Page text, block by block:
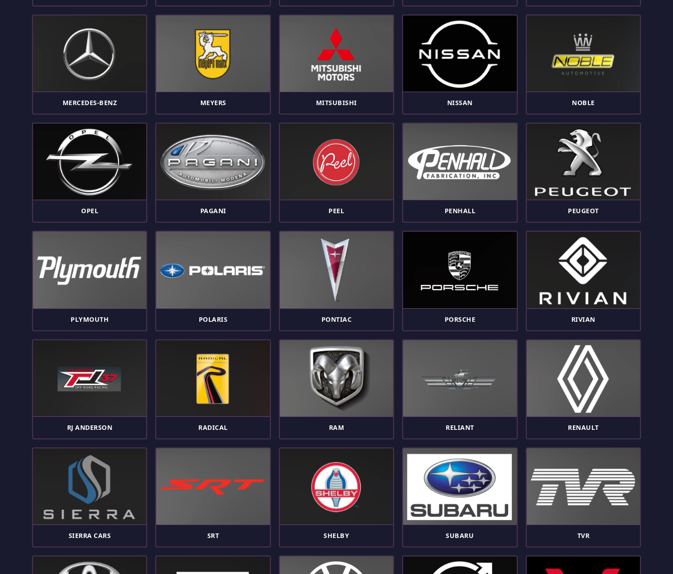
MERCEDES-BENZ MEYERS MITSUBISHI NISSAN NOBLE
OPEL PAGANI PEEL PENHALL PEUGEOT
PLYMOUTH POLARIS PONTIAC PORSCHE RIVIAN
RJ ANDERSON RADICAL RAM RELIANT RENAULT
SIERRA CARS SRT SHELBY SUBARU TVR